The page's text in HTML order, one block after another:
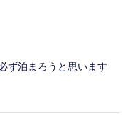
ず泊まろうと思います